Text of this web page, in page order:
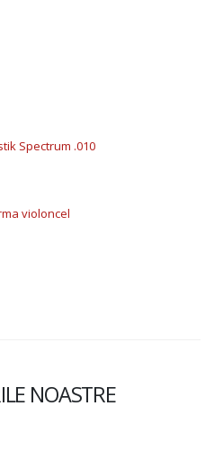
Spectrum .010
violoncel
NOASTRE